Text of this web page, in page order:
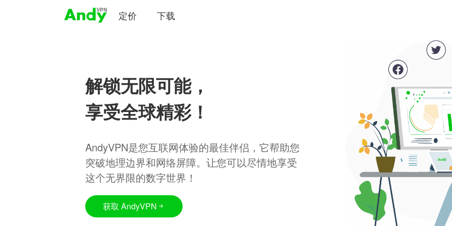
定价 下载
解锁无限可能，
享受全球精彩！
AndyVPN是您互联网体验的最佳伴侣，它帮助您
突破地理边界和网络屏障。让您可以尽情地享受
这个无界限的数字世界！
获取 AndyVPN